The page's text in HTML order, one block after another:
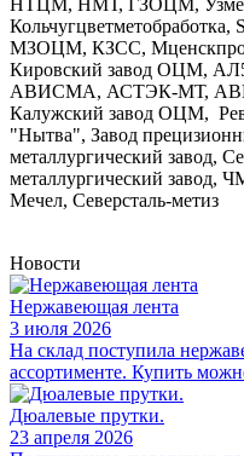
НТЦМ, НМТ, ГЗОЦМ,
МЗОЦМ, КЗСС,
Кировский завод ОЦМ,
АВИСМА, АСТЭК-МТ,
Калужский завод ОЦМ,
"Нытва", Завод
металлургический завод,
металлургический
Мечел, Северсталь-метиз
Новости
Нержавеющая лента
3 июля 2026
На склад поступила
ассортименте. Купить
Дюалевые прутки.
23 апреля 2026